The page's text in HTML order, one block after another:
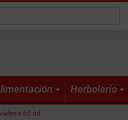
Herbolario
x 60 ml